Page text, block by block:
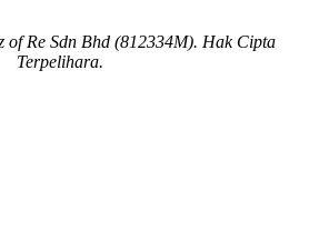
Re Sdn Bhd (812334M). Hak Cipta
Terpelihara.